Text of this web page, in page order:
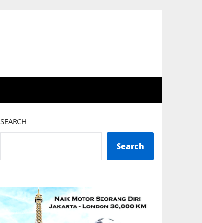
SEARCH
Search